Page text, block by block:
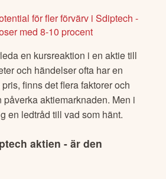
för fler förvärv i Sdiptech -
med 8-10 procent
en kursreaktion i en aktie till
och händelser ofta har en
finns det flera faktorer och
aktiemarknaden. Men i
en ledtråd till vad som hänt.
aktien - är den